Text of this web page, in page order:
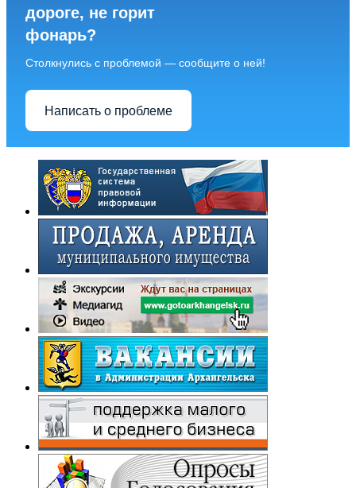
дороге, не горит
фонарь?
Столкнулись с проблемой — сообщите о ней!
Написать о проблеме